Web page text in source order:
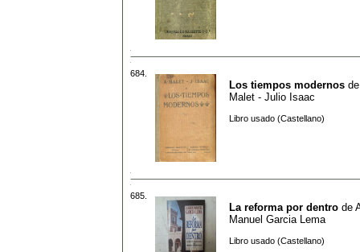
684.
Los tiempos modernos
Malet - Julio Isaac
Libro usado (Castellano)
685.
La reforma por dentro de
Manuel Garcia Lema
Libro usado (Castellano)